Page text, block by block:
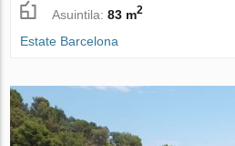
Asuintila:83 m2
Estate Barcelona